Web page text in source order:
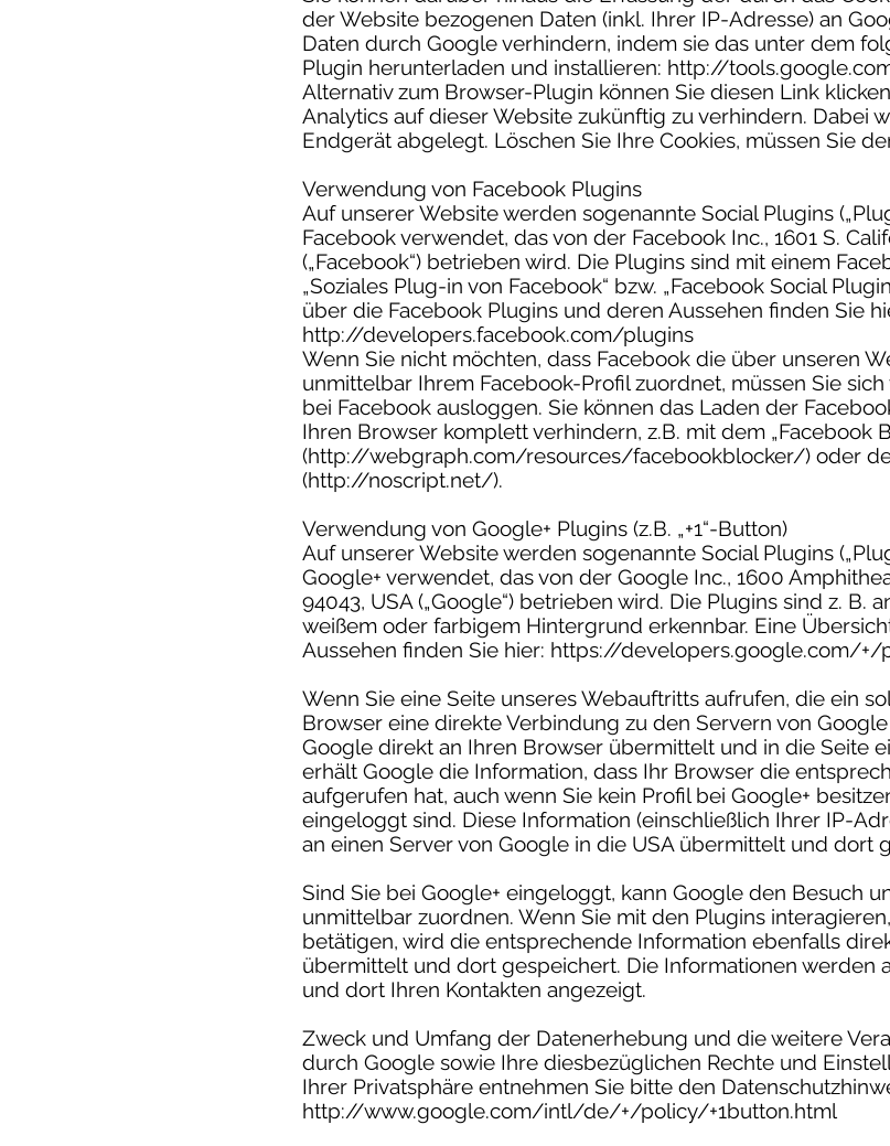
der Website bezogenen Daten (inkl. Ihrer IP-Adresse) an
Daten durch Google verhindern, indem sie das unter dem
Plugin herunterladen und installieren: http://
Alternativ zum Browser-Plugin können Sie diesen Link
Analytics auf dieser Website zukünftig zu verhindern. Dabei
Endgerät abgelegt. Löschen Sie Ihre Cookies, müssen Sie
Verwendung von Facebook Plugins
Auf unserer Website werden sogenannte Social Plugins
Facebook verwendet, das von der Facebook Inc., 1601 S.
(„Facebook“) betrieben wird. Die Plugins sind mit einem
„Soziales Plug-in von Facebook“ bzw. „Facebook Social
über die Facebook Plugins und deren Aussehen finden Sie
http://developers.facebook.com/plugins
Wenn Sie nicht möchten, dass Facebook die über unseren
unmittelbar Ihrem Facebook-Profil zuordnet, müssen Sie
bei Facebook ausloggen. Sie können das Laden der
Ihren Browser komplett verhindern, z.B. mit dem „Facebook
(http://webgraph.com/resources/facebookblocker/) oder
(http://noscript.net/).
Verwendung von Google+ Plugins (z.B. „+1“-Button)
Auf unserer Website werden sogenannte Social Plugins
Google+ verwendet, das von der Google Inc., 1600
94043, USA („Google“) betrieben wird. Die Plugins sind z. B.
weißem oder farbigem Hintergrund erkennbar. Eine
Aussehen finden Sie hier: https://developers.google.com/+/
Wenn Sie eine Seite unseres Webauftritts aufrufen, die ein
Browser eine direkte Verbindung zu den Servern von
Google direkt an Ihren Browser übermittelt und in die Seite
erhält Google die Information, dass Ihr Browser die
aufgerufen hat, auch wenn Sie kein Profil bei Google+
eingeloggt sind. Diese Information (einschließlich Ihrer IP-
an einen Server von Google in die USA übermittelt und dort
Sind Sie bei Google+ eingeloggt, kann Google den Besuch
unmittelbar zuordnen. Wenn Sie mit den Plugins
betätigen, wird die entsprechende Information ebenfalls
übermittelt und dort gespeichert. Die Informationen werden
und dort Ihren Kontakten angezeigt.
Zweck und Umfang der Datenerhebung und die weitere
durch Google sowie Ihre diesbezüglichen Rechte und
Ihrer Privatsphäre entnehmen Sie bitte den
http://www.google.com/intl/de/+/policy/+1button.html